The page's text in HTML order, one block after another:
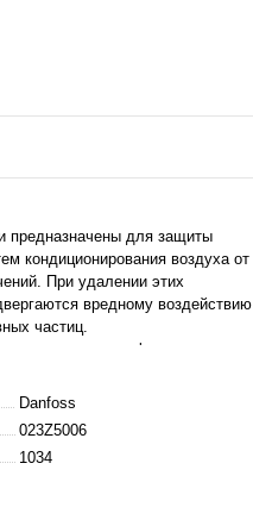
предназначены для защиты
кондиционирования воздуха от
При удалении этих
вредному воздействию
частиц.
имеют две модификации.
молекулярное
выполненный из материала
из активированного алюминия.
Danfoss
023Z5006
1034